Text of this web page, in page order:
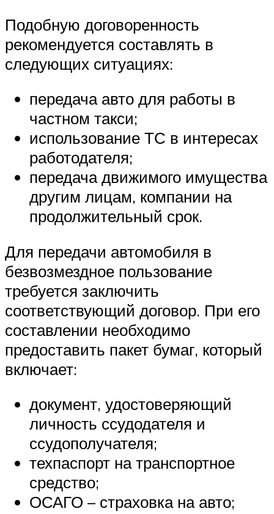
Подобную договоренность
рекомендуется составлять в
следующих ситуациях:
передача авто для работы в
частном такси;
использование ТС в интересах
работодателя;
передача движимого имущества
другим лицам, компании на
продолжительный срок.
Для передачи автомобиля в
безвозмездное пользование
требуется заключить
соответствующий договор. При его
составлении необходимо
предоставить пакет бумаг, который
включает:
документ, удостоверяющий
личность ссудодателя и
ссудополучателя;
техпаспорт на транспортное
средство;
ОСАГО – страховка на авто;